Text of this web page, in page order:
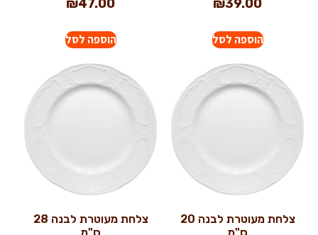
₪39.00
הוספה לסל
₪47.00
הוספה לסל
צלחת מעוטרת לבנה 20
צלחת מעוטרת לבנה 28